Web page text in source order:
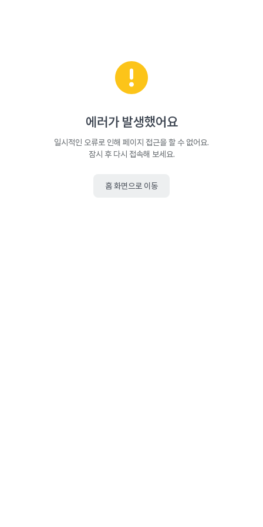
에러가 발생했어요
일시적인 오류로 인해 페이지 접근을 할 수 없어요.
잠시 후 다시 접속해 보세요.
홈 화면으로 이동